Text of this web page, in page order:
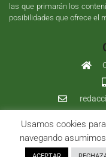
las que primarán los
posibilidades que ofrece el
Copyright ©2026 El
yDesarrollo| All
Usamos cookies
navegando